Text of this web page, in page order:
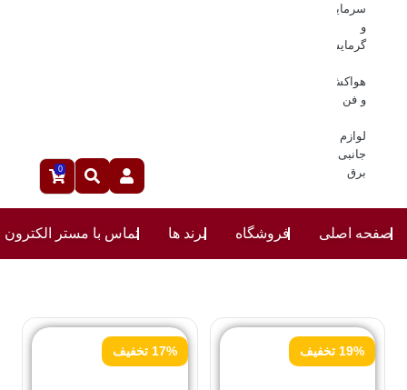
سرمایشی
و
گرمایشی
هواکش
و فن
لوازم
جانبی
برق
0
صفحه اصلی فروشگاه برند ها تماس با مستر الکترون
19% تخفیف 17% تخفیف